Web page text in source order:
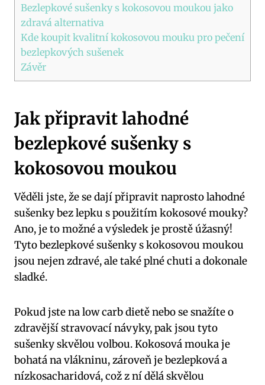
Bezlepkové sušenky s kokosovou moukou jako
zdravá alternativa
Kde koupit kvalitní kokosovou mouku pro pečení
bezlepkových sušenek
Závěr
Jak připravit lahodné
bezlepkové sušenky s
kokosovou moukou
Věděli jste, že se dají připravit naprosto lahodné
sušenky bez lepku s použitím kokosové mouky?
Ano, je to možné a výsledek je prostě úžasný!
Tyto bezlepkové sušenky s kokosovou moukou
jsou nejen zdravé, ale také plné chuti a dokonale
sladké.
Pokud jste na low carb dietě nebo se snažíte o
zdravější stravovací návyky, pak jsou tyto
sušenky skvělou volbou. Kokosová mouka je
bohatá na vlákninu, zároveň je bezlepková a
nízkosacharidová, což z ní dělá skvělou